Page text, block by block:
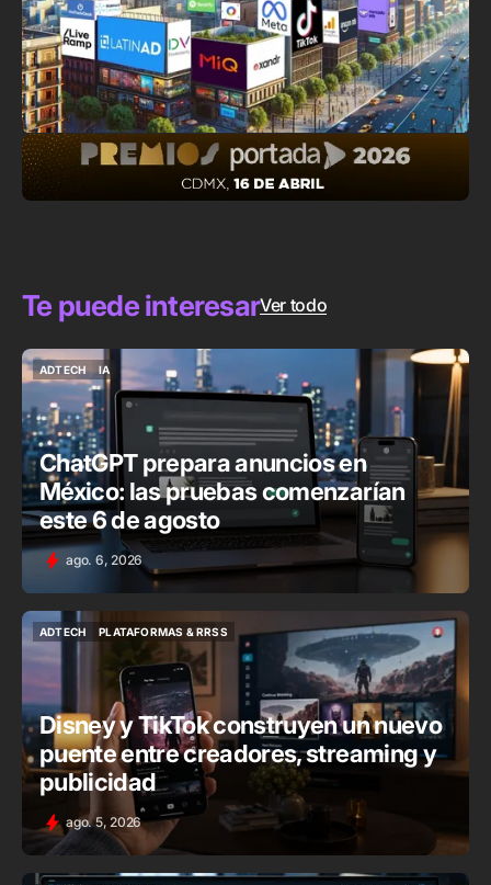
Te puede interesarVer todo
ADTECH
ADTECH
IA
IA
ChatGPT prepara anuncios en
México: las pruebas comenzarían
este 6 de agosto
ago. 6, 2026
ADTECH
PLATAFORMAS & RRSS
PLATAFORMAS & RRSS
Disney y TikTok construyen un nuevo
puente entre creadores, streaming y
publicidad
ago. 5, 2026